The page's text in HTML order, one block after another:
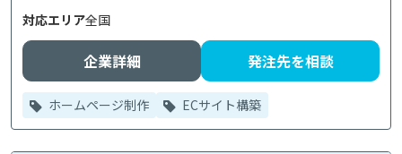
対応エリア全国
企業詳細 発注先を相談
ホームページ制作 ECサイト構築